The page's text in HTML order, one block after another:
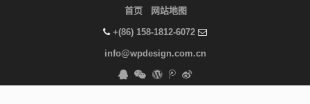
首页 网站地图
+(86) 158-1812-6072
info@wpdesign.com.cn